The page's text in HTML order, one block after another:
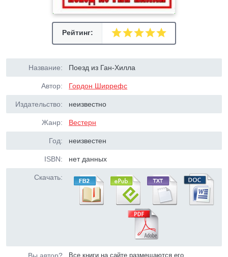
Рейтинг:
Название: Поезд из Ган-Хилла
Автор: Гордон Ширрефс
Издательство: неизвестно
Жанр: Вестерн
Год: неизвестен
ISBN: нет данных
Скачать:
Все книги на сайте размещаются его